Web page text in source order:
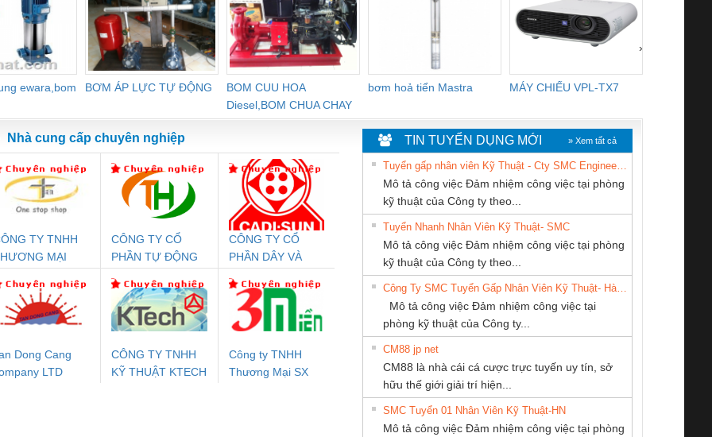
ewara,bom
BƠM ÁP LỰC TỰ ĐỘNG
BOM CUU HOA
Diesel,BOM CHUA CHAY
bơm hoả tiển Mastra MÁY CHIẾU VPL-TX7
›
An Toàn
Contact
1NO-
24DC-SP -
Rơ Le An Toàn
Phoenix Contact
PSR-SCP-
24UC/ESL4/3X1/1X2/B
- 2981059
Điện AC
Mô-đun Ắc Quy UPS
Bộ Lặp Tín Hiệu
PROFIBUS Phoenix
Contact PSI-REP-
PROFIBUS/12MB -
2708863
Rơ Le An Toàn
Phoenix Contact
2986960 – PSR-
SCP-
24DC/FSP/2X1/1X2
Rơ Le An Toàn
Bộ giám sát chuỗi
tấm pin
TRANSCLINIC 16I+
1K5 H (2502520000)
Bộ giám sát chuỗi
tấm pin
TRANSCLINIC 16I+
1K5 L (2433950000)
Bộ giám sát dòng
TRANSCLINIC 16I+
(2008130000)
Bộ chỉnh lưu nguồn
điện TRANSCLINIC
BKE 1K5.4
(7791400879)2. Giá
Nẹp nhôm chống
trơn Đà Nẵng
Nhà cung cấp chuyên nghiệp
TY TNHH
MẠI
CÔNG TY CỔ
PHẦN TỰ ĐỘNG
CÔNG TY CỔ
PHẦN DÂY VÀ
THƯỢNG ĐÌNH
Dong Cang
LTD
CÔNG TY TNHH
KỸ THUẬT KTECH
Công ty TNHH
Thương Mại SX
CÔNG TY TNHH
THIẾT BỊ CÔNG
NGHIỆP NIHON
SETSUBI VIỆT
CÔNG TY CP TỰ
ĐỘNG TIẾN
HƯNG
CONG TY TNHH
THANH
CÔNG TY TNHH
KINH DOANH
DỊCH VỤ XNK
PHƯƠNG NAM
Thiết Bị Điện Nam
Quốc Thịnh
THƯƠNG MẠI
GIA HƯNG PHÁT
TIN TUYỂN DỤNG MỚI » Xem tất cả
Mô tả công việc Đảm nhiệm công việc tại phòng
kỹ thuật của Công ty theo...
Tuyển Nhanh Nhân Viên Kỹ Thuật- SMC
Mô tả công việc Đảm nhiệm công việc tại phòng
kỹ thuật của Công ty theo...
Mô tả công việc Đảm nhiệm công việc tại
phòng kỹ thuật của Công ty...
CM88 jp net
CM88 là nhà cái cá cược trực tuyến uy tín, sở
hữu thế giới giải trí hiện...
SMC Tuyển 01 Nhân Viên Kỹ Thuật-HN
Mô tả công việc Đảm nhiệm công việc tại phòng